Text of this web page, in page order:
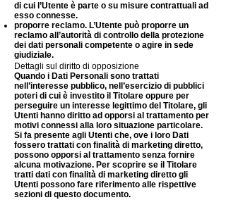
di cui l’Utente è parte o su misure contrattuali ad
esso connesse.
proporre reclamo. L’Utente può proporre un
reclamo all’autorità di controllo della protezione
dei dati personali competente o agire in sede
giudiziale.
Dettagli sul diritto di opposizione
Quando i Dati Personali sono trattati
nell’interesse pubblico, nell’esercizio di pubblici
poteri di cui è investito il Titolare oppure per
perseguire un interesse legittimo del Titolare, gli
Utenti hanno diritto ad opporsi al trattamento per
motivi connessi alla loro situazione particolare.
Si fa presente agli Utenti che, ove i loro Dati
fossero trattati con finalità di marketing diretto,
possono opporsi al trattamento senza fornire
alcuna motivazione. Per scoprire se il Titolare
tratti dati con finalità di marketing diretto gli
Utenti possono fare riferimento alle rispettive
sezioni di questo documento.